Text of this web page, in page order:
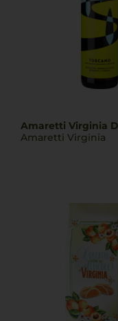
Amaretti Virginia
Amaretti Virginia